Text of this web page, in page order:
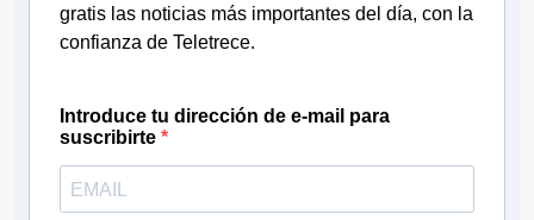
gratis las noticias más importantes del día, con la
confianza de Teletrece.
Introduce tu dirección de e-mail para
suscribirte